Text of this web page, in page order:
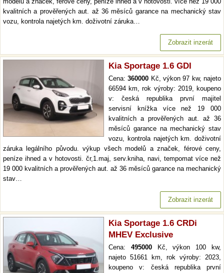
kvalitních a prověřených aut. až 36 měsíců garance na mechanický stav
vozu, kontrola najetých km. doživotní záruka…
Zobrazit inzerát
Kia Sportage 1.6 GDI
Cena:360000 Kč, výkon 97 kw, najeto
66594 km, rok výroby: 2019, koupeno
v: česká republika první majitel
servisní knížka více než 19 000
kvalitních a prověřených aut. až 36
měsíců garance na mechanický stav
vozu, kontrola najetých km. doživotní
záruka legálního původu. výkup všech modelů a značek, férové ceny,
peníze ihned a v hotovosti. čr,1.maj, serv.kniha, navi, tempomat více než
19 000 kvalitních a prověřených aut. až 36 měsíců garance na mechanický
stav…
Zobrazit inzerát
Kia Sportage 1.6 CRDi
MHEV Exclusive
Cena: 495000Kč, výkon 100 kw,
najeto 51661 km, rok výroby: 2023,
koupeno v: česká republika první